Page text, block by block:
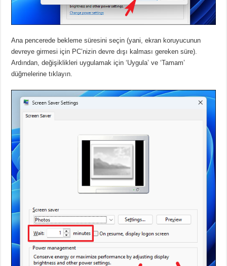
Ana pencerede bekleme süresini seçin (yani, ekran koruyucunun
devreye girmesi için PC’nizin devre dışı kalması gereken süre).
Ardından, değişiklikleri uygulamak için ‘Uygula’ ve ‘Tamam’
düğmelerine tıklayın.